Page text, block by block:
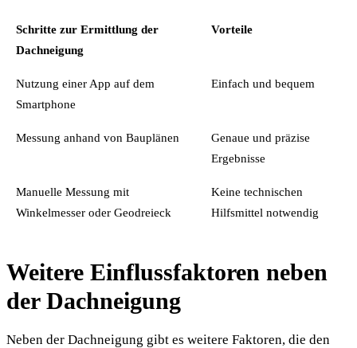
Schritte zur Ermittlung der
Dachneigung
Vorteile
Nutzung einer App auf dem
Smartphone
Einfach und bequem
Messung anhand von Bauplänen
Genaue und präzise
Ergebnisse
Manuelle Messung mit
Winkelmesser oder Geodreieck
Keine technischen
Hilfsmittel notwendig
Weitere Einflussfaktoren neben
der Dachneigung
Neben der Dachneigung gibt es weitere Faktoren, die den